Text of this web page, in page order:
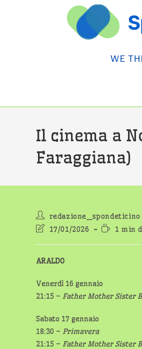
Il cinema a
Faraggiana)
Autore
dell'articolo:
redazione_spondeticino
Ultima
dell'articolo:
17/01/2026
Tempo
lettura:
1 min
ARALDO
Venerdì 16 gennaio
21:15 – Father Mother Sister
Sabato 17 gennaio
18:30 – Primavera
21:15 – Father Mother Sister